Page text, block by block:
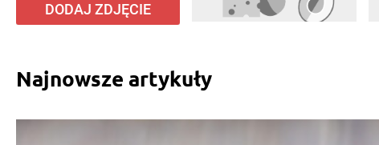
DODAJ ZDJĘCIE
Najnowsze artykuły